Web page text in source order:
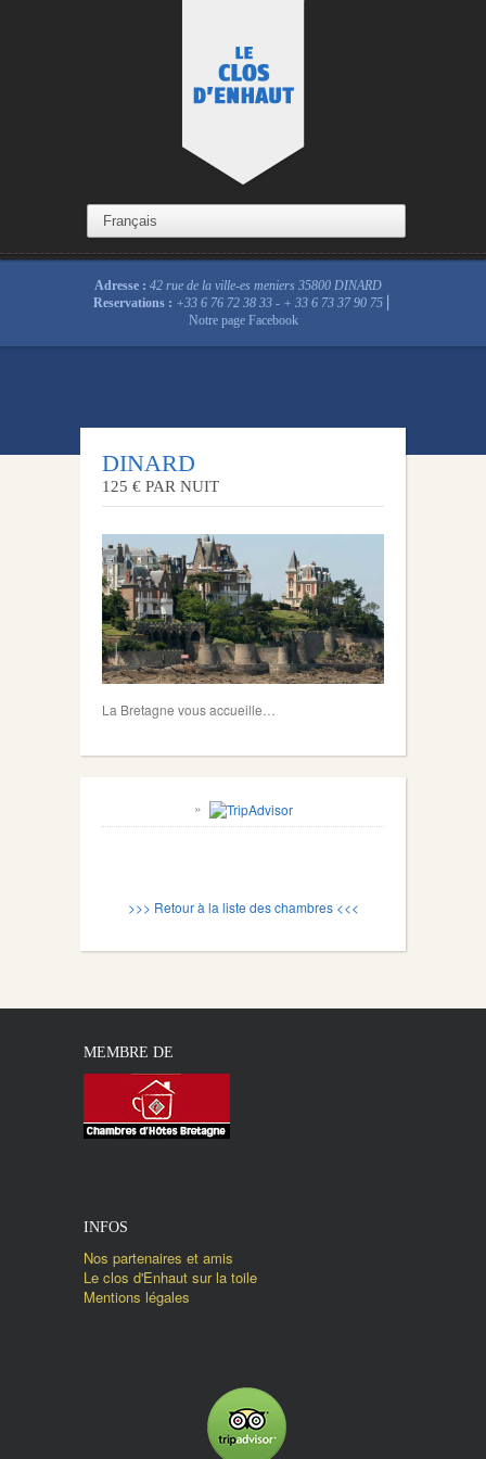
Adresse : 42 rue de la ville-es meniers 35800 DINARD
Reservations : +33 6 76 72 38 33 - + 33 6 73 37 90 75
Notre page Facebook
DINARD
125 € PAR NUIT
La Bretagne vous accueille…
>>> Retour à la liste des chambres <<<
MEMBRE DE
INFOS
Nos partenaires et amis
Le clos d'Enhaut sur la toile
Mentions légales